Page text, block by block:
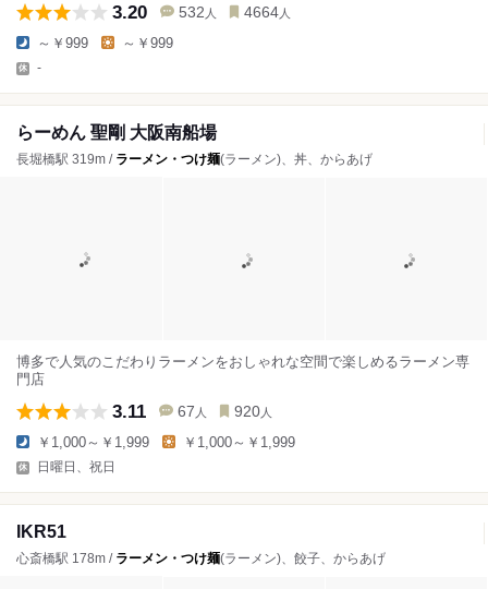
3.20 532 人 4664 人
～￥999 ～￥999
-
らーめん 聖剛 大阪南船場
長堀橋駅 319m / ラーメン・つけ麺(ラーメン)、丼、からあげ
博多で人気のこだわりラーメンをおしゃれな空間で楽しめるラーメン専
門店
3.11 67 人 920 人
￥1,000～￥1,999 ￥1,000～￥1,999
日曜日、祝日
IKR51
心斎橋駅 178m / ラーメン・つけ麺(ラーメン)、餃子、からあげ